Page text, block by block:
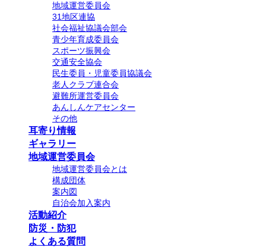
地域運営委員会
31地区連協
社会福祉協議会部会
青少年育成委員会
スポーツ振興会
交通安全協会
民生委員・児童委員協議会
老人クラブ連合会
避難所運営委員会
あんしんケアセンター
その他
耳寄り情報
ギャラリー
地域運営委員会
地域運営委員会とは
構成団体
案内図
自治会加入案内
活動紹介
防災・防犯
よくある質問